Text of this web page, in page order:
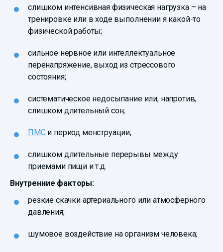
слишком интенсивная физическая нагрузка – на
тренировке или в ходе выполнении я какой-то
физической работы;
сильное нервное или интеллектуальное
перенапряжение, выход из стрессового
состояния;
систематическое недосыпание или, напротив,
слишком длительный сон;
ПМСи период менструации;
слишком длительные перерывы между
приемами пищи и т.д.
Внутренние факторы:
резкие скачки артериального или атмосферного
давления;
шумовое воздействие на организм человека;